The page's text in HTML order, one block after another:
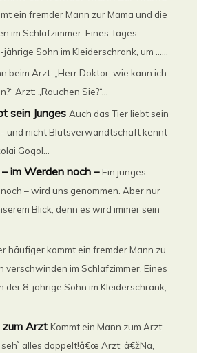
ein fremder Mann zur Mama und die
im Schlafzimmer. Eines Tages
Sohn im Kleiderschrank, um ......
beim Arzt: „Herr Doktor, wie kann ich
Arzt: „Rauchen Sie?“...
sein Junges Auch das Tier liebt sein
und nicht Blutsverwandtschaft kennt
Gogol...
im Werden noch – Ein junges
– wird uns genommen. Aber nur
Blick, denn es wird immer sein
häufiger kommt ein fremder Mann zu
verschwinden im Schlafzimmer. Eines
der 8-jährige Sohn im Kleiderschrank,
zum Arzt Kommt ein Mann zum Arzt:
alles doppelt!â€œ Arzt: â€žNa,